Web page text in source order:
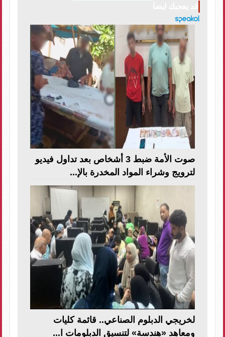
صوت الأمة ضبط 3 أشخاص بعد تداول فيديو
لترويج وشراء المواد المخدرة بالإ...
لخريجي الدبلوم الصناعي.. قائمة كليات
ومعاهد «هندسة» لتنسيق الدبلومات ا...